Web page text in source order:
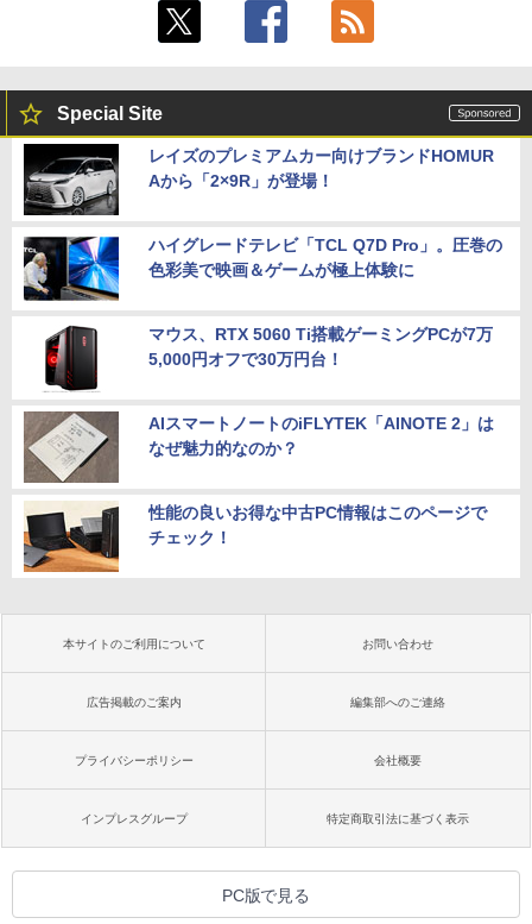
Special Site
レイズのプレミアムカー向けブランドHOMUR
Aから「2×9R」が登場！
ハイグレードテレビ「TCL Q7D Pro」。圧巻の
色彩美で映画＆ゲームが極上体験に
マウス、RTX 5060 Ti搭載ゲーミングPCが7万
5,000円オフで30万円台！
AIスマートノートのiFLYTEK「AINOTE 2」は
なぜ魅力的なのか？
性能の良いお得な中古PC情報はこのページで
チェック！
本サイトのご利用について お問い合わせ
広告掲載のご案内 編集部へのご連絡
プライバシーポリシー 会社概要
インプレスグループ 特定商取引法に基づく表示
PC版で見る